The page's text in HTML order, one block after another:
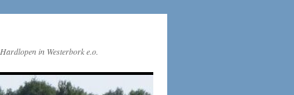
Hardlopen in Westerbork e.o.